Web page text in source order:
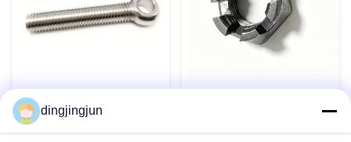
inoxydable 304 316 DIN444
Boulons à œil Boulon à œil
composants aérospatiaux
dingjingjun